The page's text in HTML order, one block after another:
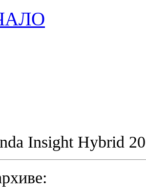
Insight Hybrid